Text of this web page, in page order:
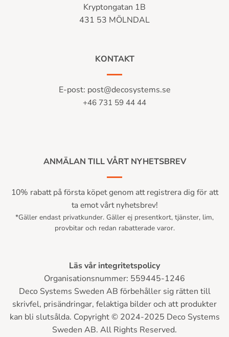
Kryptongatan 1B
431 53 MÖLNDAL
KONTAKT
E-post: post@decosystems.se
+46 731 59 44 44
ANMÄLAN TILL VÅRT NYHETSBREV
10% rabatt på första köpet genom att registrera dig för att
ta emot vårt nyhetsbrev!
*Gäller endast privatkunder. Gäller ej presentkort, tjänster, lim,
provbitar och redan rabatterade varor.
Läs vår integritetspolicy
Organisationsnummer: 559445-1246
Deco Systems Sweden AB förbehåller sig rätten till
skrivfel, prisändringar, felaktiga bilder och att produkter
kan bli slutsålda. Copyright © 2024-2025 Deco Systems
Sweden AB. All Rights Reserved.